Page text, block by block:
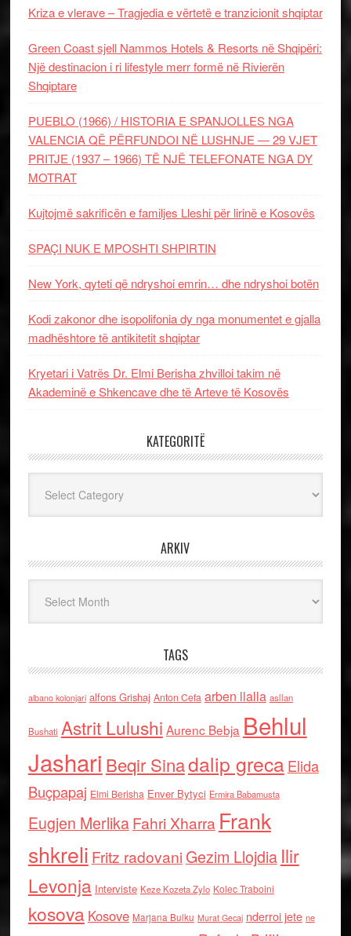
Kriza e vlerave – Tragjedia e vërtetë e tranzicionit shqiptar
Green Coast sjell Nammos Hotels & Resorts në Shqipëri:
Një destinacion i ri lifestyle merr formë në Rivierën
Shqiptare
PUEBLO (1966) / HISTORIA E SPANJOLLES NGA
VALENCIA QË PËRFUNDOI NË LUSHNJE — 29 VJET
PRITJE (1937 – 1966) TË NJË TELEFONATE NGA DY
MOTRAT
Kujtojmë sakrificën e familjes Lleshi për lirinë e Kosovës
SPAÇI NUK E MPOSHTI SHPIRTIN
New York, qyteti që ndryshoi emrin… dhe ndryshoi botën
Kodi zakonor dhe isopolifonia dy nga monumentet e gjalla
madhështore të antikitetit shqiptar
Kryetari i Vatrës Dr. Elmi Berisha zhvilloi takim në
Akademinë e Shkencave dhe të Arteve të Kosovës
KATEGORITË
ARKIV
TAGS
albano kolonjari alfons Grishaj Anton Cefa arben llalla asllan
Bushati Astrit Lulushi Aurenc Bebja Behlul
Jashari Beqir Sinadalip grecaElida
Buçpapaj Elmi Berisha Enver Bytyci Ermira Babamusta
Eugjen MerlikaFahri Xharra Frank
shkreli Fritz radovaniGezim Llojdia Ilir
Levonja Interviste Keze Kozeta Zylo Kolec Traboini
kosova Kosove Marjana Bulku Murat Gecaj nderroi jete ne